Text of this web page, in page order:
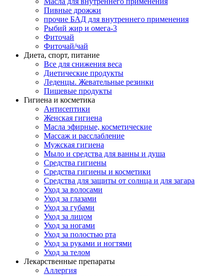
Пивные дрожжи
прочие БАД для внутреннего применения
Рыбий жир и омега-3
Фиточай
Фиточай/чай
Диета, спорт, питание
Все для снижения веса
Диетические продукты
Леденцы. Жевательные резинки
Пищевые продукты
Гигиена и косметика
Антисептики
Женская гигиена
Масла эфирные, косметические
Массаж и расслабление
Мужская гигиена
Мыло и средства для ванны и душа
Средства гигиены
Средства гигиены и косметики
Средства для защиты от солнца и для загара
Уход за волосами
Уход за глазами
Уход за губами
Уход за лицом
Уход за ногами
Уход за полостью рта
Уход за руками и ногтями
Уход за телом
Лекарственные препараты
Аллергия